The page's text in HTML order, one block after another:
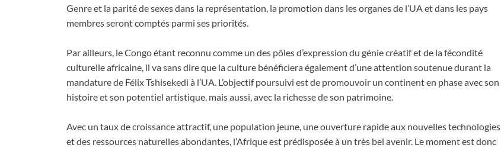
Genre et la parité de sexes dans la représentation, la promotion dans les organes de l’UA et dans les pays
membres seront comptés parmi ses priorités.
Par ailleurs, le Congo étant reconnu comme un des pôles d’expression du génie créatif et de la fécondité
culturelle africaine, il va sans dire que la culture bénéficiera également d’une attention soutenue durant la
mandature de Félix Tshisekedi à l’UA. L’objectif poursuivi est de promouvoir un continent en phase avec son
histoire et son potentiel artistique, mais aussi, avec la richesse de son patrimoine.
Avec un taux de croissance attractif, une population jeune, une ouverture rapide aux nouvelles technologies
et des ressources naturelles abondantes, l’Afrique est prédisposée à un très bel avenir. Le moment est donc